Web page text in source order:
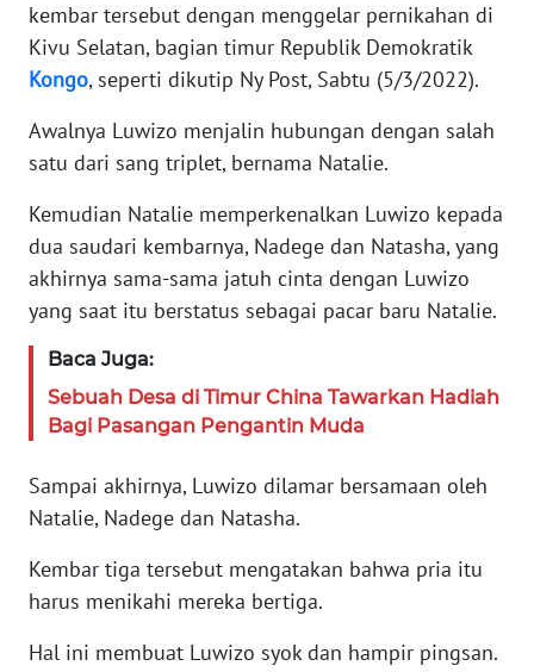
kembar tersebut dengan menggelar pernikahan di
Kivu Selatan, bagian timur Republik Demokratik
Kongo, seperti dikutip Ny Post, Sabtu (5/3/2022).
Awalnya Luwizo menjalin hubungan dengan salah
satu dari sang triplet, bernama Natalie.
Kemudian Natalie memperkenalkan Luwizo kepada
dua saudari kembarnya, Nadege dan Natasha, yang
akhirnya sama-sama jatuh cinta dengan Luwizo
yang saat itu berstatus sebagai pacar baru Natalie.
Baca Juga:
Sebuah Desa di Timur China Tawarkan Hadiah
Bagi Pasangan Pengantin Muda
Sampai akhirnya, Luwizo dilamar bersamaan oleh
Natalie, Nadege dan Natasha.
Kembar tiga tersebut mengatakan bahwa pria itu
harus menikahi mereka bertiga.
Hal ini membuat Luwizo syok dan hampir pingsan.
SUMUT
WN
JAKARTA
WN
WN
BANTEN
WN
NTT
KEPRI
WN
WN